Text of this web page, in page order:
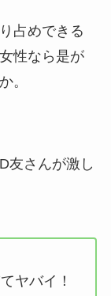
占めできる
性なら是が
。
友さんが激し
ヤバイ！